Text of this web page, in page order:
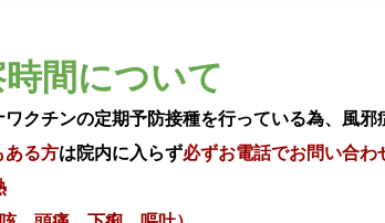
間について
クチンの定期予防接種を行っている為、風
ある方は院内に入らず必ずお電話でお問い合わ